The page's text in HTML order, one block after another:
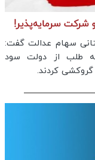
سرمایه‌پذیر!
سهام عدالت گفت:‌
طلب از دولت سود